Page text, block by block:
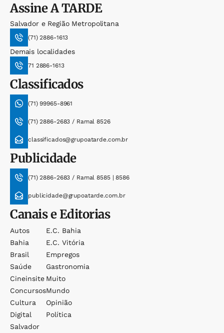
AssineA TARDE
Salvador e Região Metropolitana
(71) 2886-1613
Demais localidades
71 2886-1613
Classificados
(71) 99965-8961
(71) 2886-2683 / Ramal 8526
classificados@grupoatarde.com.br
Publicidade
(71) 2886-2683 / Ramal 8585 | 8586
publicidade@grupoatarde.com.br
Canais e Editorias
Autos
Bahia
Brasil
Saúde
Cineinsite
Concursos
Cultura
Digital
Salvador
E.c. Bahia
E.c. Vitória
Empregos
Gastronomia
Muito
Mundo
Opinião
Política